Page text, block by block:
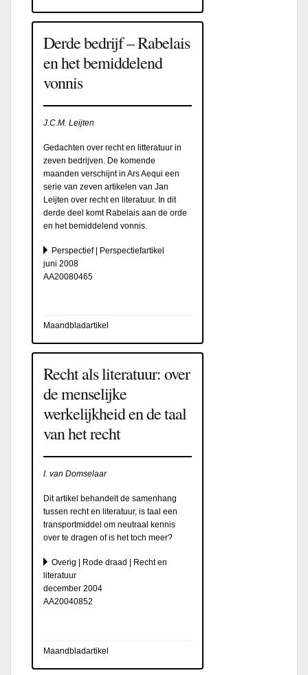
Derde bedrijf – Rabelais
en het bemiddelend
vonnis
J.C.M. Leijten
Gedachten over recht en litteratuur in
zeven bedrijven. De komende
maanden verschijnt in Ars Aequi een
serie van zeven artikelen van Jan
Leijten over recht en literatuur. In dit
derde deel komt Rabelais aan de orde
en het bemiddelend vonnis.
Perspectief | Perspectiefartikel
juni 2008
AA20080465
Maandbladartikel
Recht als literatuur: over
de menselijke
werkelijkheid en de taal
van het recht
I. van Domselaar
Dit artikel behandelt de samenhang
tussen recht en literatuur, is taal een
transportmiddel om neutraal kennis
over te dragen of is het toch meer?
Overig | Rode draad | Recht en
literatuur
december 2004
AA20040852
Maandbladartikel